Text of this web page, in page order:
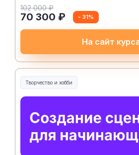
102 000 ₽
70 300 ₽ - 31%
На сайт
Творчество и хобби
Творчество, контент и хобби